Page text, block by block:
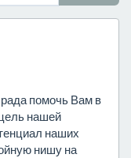
помочь Вам в
нашей
наших
нишу на